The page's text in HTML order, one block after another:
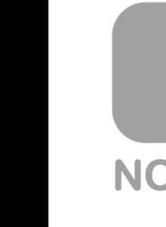
普及電 池花費
己是想長期持
嗎？ P.S.: 目前
一下明天回覆